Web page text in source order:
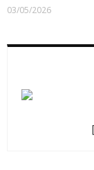
03/05/2026